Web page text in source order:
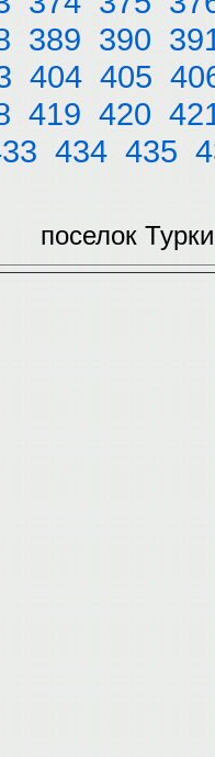
389 390
404 405
419 420
434 435
поселок